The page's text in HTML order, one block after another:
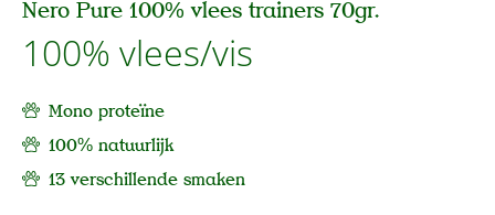
Nero Pure 100% vlees trainers 70gr.
100% vlees/vis
Mono proteïne
100% natuurlijk
13 verschillende smaken